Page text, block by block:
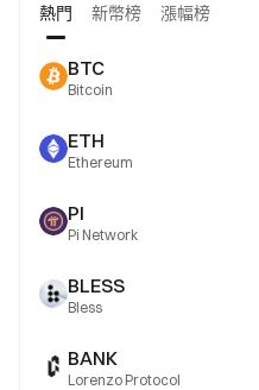
熱門 新幣榜 漲幅榜
BTC
Bitcoin
ETH
Ethereum
PI
Pi Network
BLESS
Bless
BANK
Lorenzo Protocol